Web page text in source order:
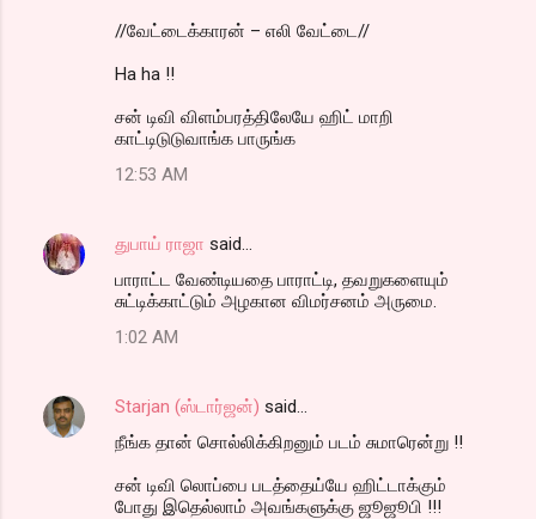
//வேட்டைக்காரன் – எலி வேட்டை//
Ha ha !!
சன் டிவி விளம்பரத்திலேயே ஹிட் மாறி
காட்டிடுடுவாங்க பாருங்க
12:53 AM
துபாய் ராஜா said…
பாராட்ட வேண்டியதை பாராட்டி, தவறுகளையும்
சுட்டிக்காட்டும் அழகான விமர்சனம் அருமை.
1:02 AM
Starjan (ஸ்டார்ஜன்) said…
நீங்க தான் சொல்லிக்கிறனும் படம் சுமாரென்று !!
சன் டிவி லொப்பை படத்தைய்யே ஹிட்டாக்கும்
போது இதெல்லாம் அவங்களுக்கு ஜூஜூபி !!!